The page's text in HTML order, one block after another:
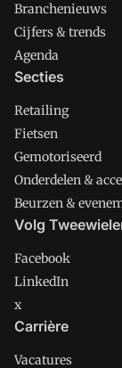
Branchenieuws
Cijfers & trends
Agenda
Secties
Retailing
Fietsen
Gemotoriseerd
Onderdelen &
Beurzen &
Volg
Facebook
LinkedIn
x
Carrière
Vacatures